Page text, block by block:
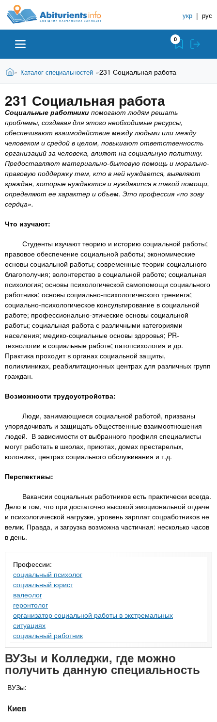
A
b
i
t
u
r
i
e
n
t
s
.
i
n
f
o
п
р
в
о
н
и
к
У
ч
е
б
н
ы
х
а
в
е
д
е
н
и
й
укр | рус
Абитуриенту
Вузы
Колледжи
Курсы
Частные школы
Онлайн курсы
За рубежом
0
В
д
е
с
ь
Главная
» Каталог специальностей »231 Социальная работа
231 Социальная работа
Социальные работники помогают людям решать
проблемы, создавая для этого необходимые ресурсы,
обеспечивают взаимодействие между людьми или между
человеком и средой в целом, повышают ответственность
организаций за человека, влияют на социальную политику.
Предоставляют материально-бытовую помощь и морально-
правовую поддержку тем, кто в ней нуждается, выявляют
граждан, которые нуждаются и нуждаются в такой помощи,
определяют ее характер и объем. Это профессия «по зову
сердца».
Что изучают:
Студенты изучают теорию и историю социальной работы;
правовое обеспечение социальной работы; экономические
основы социальной работы; современные теории социального
благополучия; волонтерство в социальной работе; социальная
психология; основы психологической самопомощи социального
работника; основы социально-психологического тренинга;
социально-психологическое консультирование в социальной
работе; профессионально-этические основы социальной
работы; социальная работа с различными категориями
населения; медико-социальные основы здоровья; PR-
технологии в социальные работе; патопсихология и др.
Практика проходит в органах социальной защиты,
поликлиниках, реабилитационных центрах для различных групп
граждан.
Возможности трудоустройства:
Люди, занимающиеся социальной работой, призваны
упорядочивать и защищать общественные взаимоотношения
людей. В зависимости от выбранного профиля специалисты
могут работать в школах, приютах, домах престарелых,
колониях, центрах социального обслуживания и т.д.
Перспективы:
Вакансии социальных работников есть практически всегда.
Дело в том, что при достаточно высокой эмоциональной отдаче
и психологической нагрузке, уровень зарплат соцработников не
велик. Правда, и загрузка возможна частичная: несколько часов
в день.
Профессии:
социальный психолог
социальный юрист
валеолог
геронтолог
организатор социальной работы в экстремальных
ситуациях
социальный работник
ВУЗы и Колледжи, где можно
получить данную специальность
ВУЗы:
Киев